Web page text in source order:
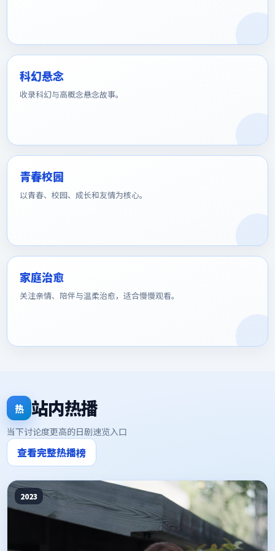
科幻悬念
收录科幻与高概念悬念故事。
青春校园
以青春、校园、成长和友情为核心。
家庭治愈
关注亲情、陪伴与温柔治愈，适合慢慢观看。
热 站内热播
当下讨论度更高的日剧速览入口
查看完整热播榜
2023